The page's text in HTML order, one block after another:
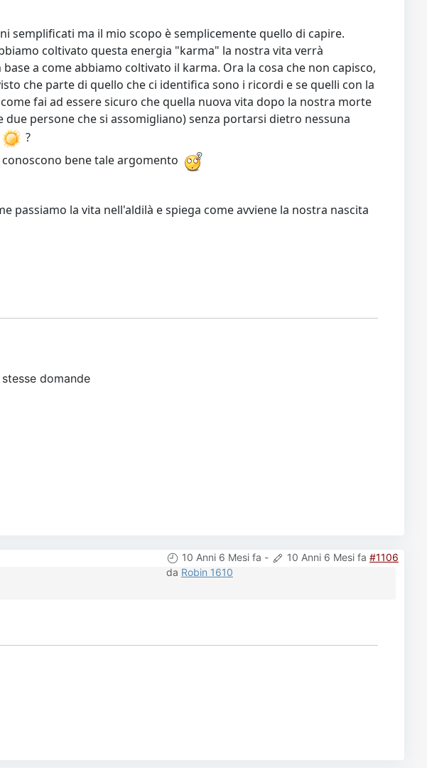
ma il mio scopo è semplicemente quello di capire.
coltivato questa energia "karma" la nostra vita verrà
a come abbiamo coltivato il karma. Ora la cosa che non capisco,
che parte di quello che ci identifica sono i ricordi e se quelli con la
fai ad essere sicuro che quella nuova vita dopo la nostra morte
persone che si assomigliano) senza portarsi dietro nessuna
?
bene tale argomento
la vita nell'aldilà e spiega come avviene la nostra nascita
domande
10 Anni 6 Mesi fa - 10 Anni 6 Mesi fa #1106
da Robin 1610